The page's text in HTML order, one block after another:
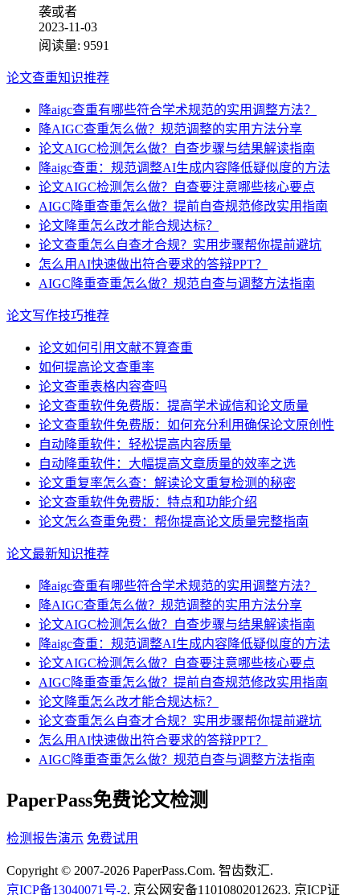
袭或者
2023-11-03
阅读量: 9591
论文查重知识推荐
降aigc查重有哪些符合学术规范的实用调整方法？
降AIGC查重怎么做？规范调整的实用方法分享
论文AIGC检测怎么做？自查步骤与结果解读指南
降aigc查重：规范调整AI生成内容降低疑似度的方法
论文AIGC检测怎么做？自查要注意哪些核心要点
AIGC降重查重怎么做？提前自查规范修改实用指南
论文降重怎么改才能合规达标？
论文查重怎么自查才合规？实用步骤帮你提前避坑
怎么用AI快速做出符合要求的答辩PPT？
AIGC降重查重怎么做？规范自查与调整方法指南
论文写作技巧推荐
论文如何引用文献不算查重
如何提高论文查重率
论文查重表格内容查吗
论文查重软件免费版：提高学术诚信和论文质量
论文查重软件免费版：如何充分利用确保论文原创性
自动降重软件：轻松提高内容质量
自动降重软件：大幅提高文章质量的效率之选
论文重复率怎么查：解读论文重复检测的秘密
论文查重软件免费版：特点和功能介绍
论文怎么查重免费：帮你提高论文质量完整指南
论文最新知识推荐
降aigc查重有哪些符合学术规范的实用调整方法？
降AIGC查重怎么做？规范调整的实用方法分享
论文AIGC检测怎么做？自查步骤与结果解读指南
降aigc查重：规范调整AI生成内容降低疑似度的方法
论文AIGC检测怎么做？自查要注意哪些核心要点
AIGC降重查重怎么做？提前自查规范修改实用指南
论文降重怎么改才能合规达标？
论文查重怎么自查才合规？实用步骤帮你提前避坑
怎么用AI快速做出符合要求的答辩PPT？
AIGC降重查重怎么做？规范自查与调整方法指南
PaperPass免费论文检测
检测报告演示 免费试用
Copyright © 2007-2026 PaperPass.Com. 智齿数汇.
京ICP备13040071号-2. 京公网安备11010802012623. 京ICP证